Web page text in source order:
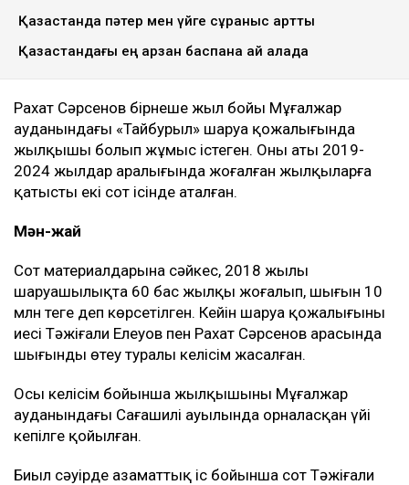
Қазақстанда пәтер мен үйге сұраныс артты
Қазақстандағы ең арзан баспана қай қалада
Рахат Сәрсенов бірнеше жыл бойы Мұғалжар
ауданындағы «Тайбурыл» шаруа қожалығында
жылқышы болып жұмыс істеген. Оның аты 2019-
2024 жылдар аралығында жоғалған жылқыларға
қатысты екі сот ісінде аталған.
Мән-жай
Сот материалдарына сәйкес, 2018 жылы
шаруашылықта 60 бас жылқы жоғалып, шығын 10
млн теңге деп көрсетілген. Кейін шаруа қожалығының
иесі Тәжіғали Елеуов пен Рахат Сәрсенов арасында
шығынды өтеу туралы келісім жасалған.
Осы келісім бойынша жылқышының Мұғалжар
ауданындағы Сағашилі ауылында орналасқан үйі
кепілге қойылған.
Биыл сәуірде азаматтық іс бойынша сот Тәжіғали